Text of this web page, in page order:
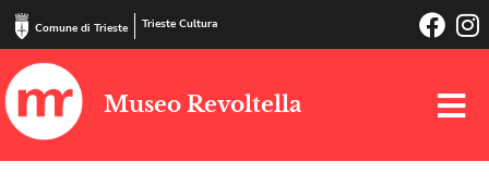
Comune di Trieste Trieste Cultura
Museo Revoltella